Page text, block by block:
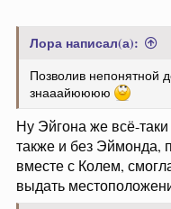
Лора написал(а):
Позволив непонятной
знааайюююю
Ну Эйгона же всё-
также и без Эймонда,
вместе с Колем,
выдать